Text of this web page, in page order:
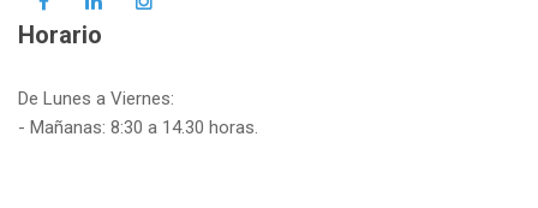
Horario
De Lunes a Viernes:
- Mañanas: 8:30 a 14.30 horas.